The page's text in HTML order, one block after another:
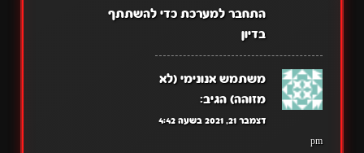
התחבר למערכת כדי להשתתף
בדיון
משתמש אנונימי (לא
מזוהה) הגיב:
דצמבר 21, 2021 בשעה 4:42
pm